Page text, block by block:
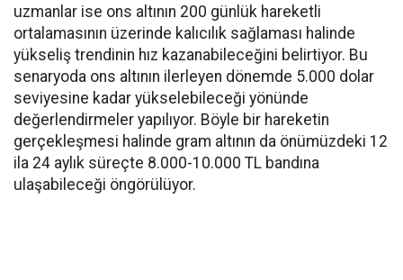
uzmanlar ise ons altının 200 günlük hareketli
ortalamasının üzerinde kalıcılık sağlaması halinde
yükseliş trendinin hız kazanabileceğini belirtiyor. Bu
senaryoda ons altının ilerleyen dönemde 5.000 dolar
seviyesine kadar yükselebileceği yönünde
değerlendirmeler yapılıyor. Böyle bir hareketin
gerçekleşmesi halinde gram altının da önümüzdeki 12
ila 24 aylık süreçte 8.000-10.000 TL bandına
ulaşabileceği öngörülüyor.